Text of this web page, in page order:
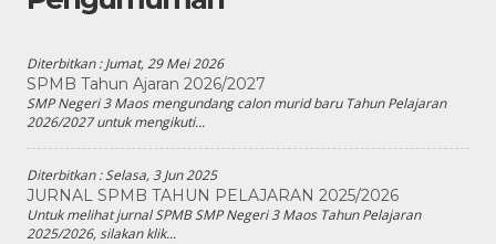
Diterbitkan :Jumat, 29 Mei 2026
SPMB Tahun Ajaran 2026/2027
SMP Negeri 3 Maos mengundang calon murid baru Tahun Pelajaran
2026/2027 untuk mengikuti...
Diterbitkan :Selasa, 3 Jun 2025
JURNAL SPMB TAHUN PELAJARAN 2025/2026
Untuk melihat jurnal SPMB SMP Negeri 3 Maos Tahun Pelajaran
2025/2026, silakan klik...